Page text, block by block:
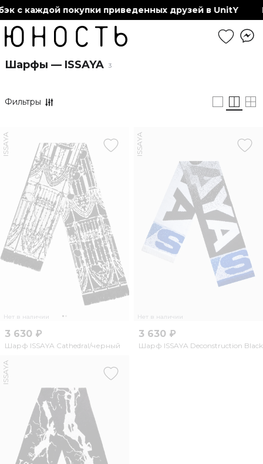
с каждой покупки приведенных друзей в UnitY
Шарфы — ISSAYA 3
Фильтры
Нет в наличии
ISSAYA
3 630 ₽
Шарф ISSAYA Cathedral/черный
Нет в наличии
ISSAYA
3 630 ₽
Шарф ISSAYA Deconstruction Black
ISSAYA